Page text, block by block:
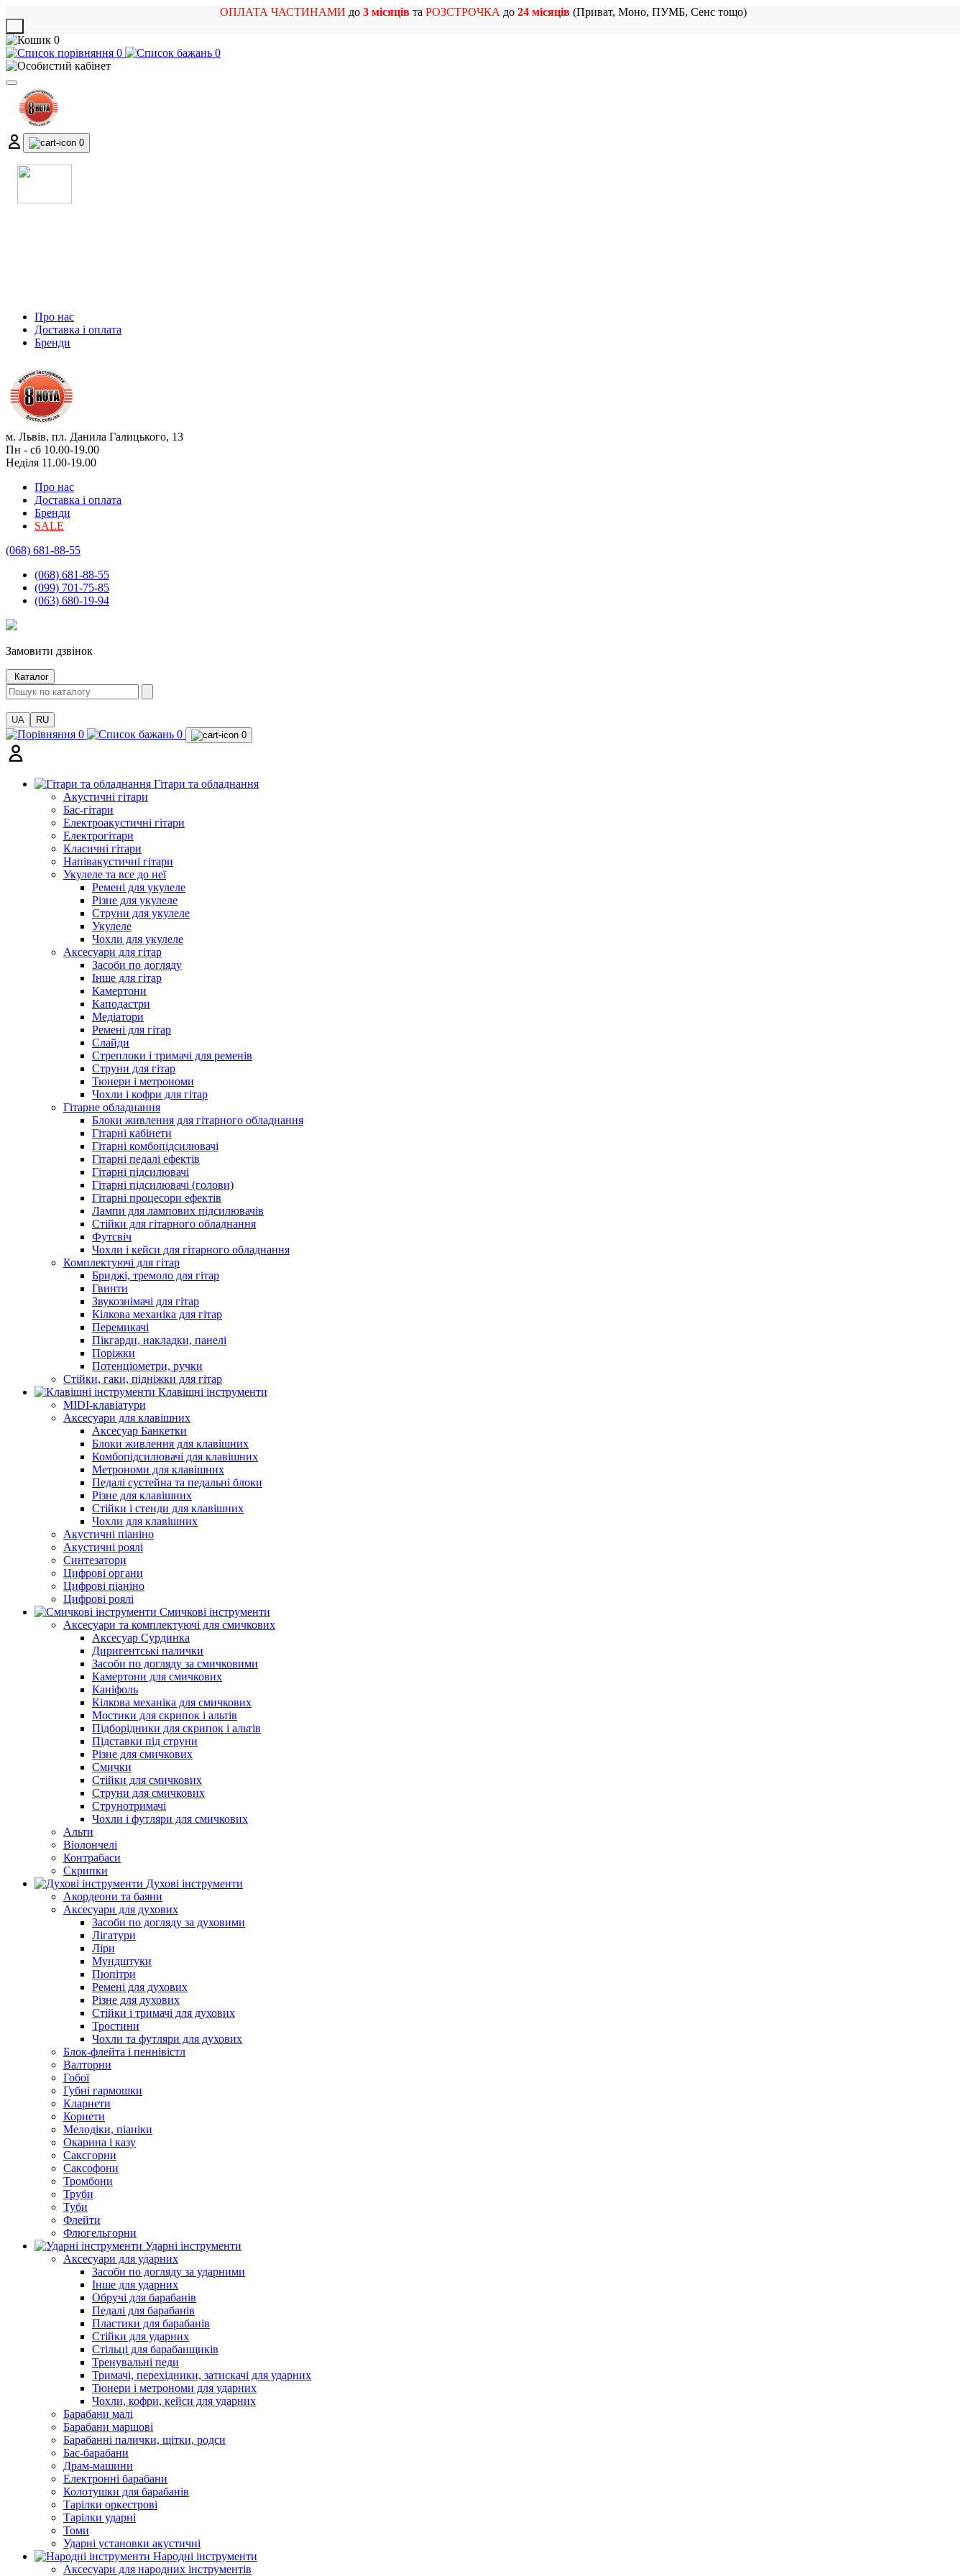
ОПЛАТА ЧАСТИНАМИ до 3 місяцівта РОЗСТРОЧКА до 24 місяців(Приват, Моно, ПУМБ, Сенс тощо)
0
0
0
0
Про нас
Доставка і оплата
Бренди
м. Львів, пл. Данила Галицького, 13
Пн - сб 10.00-19.00
Неділя 11.00-19.00
Про нас
Доставка і оплата
Бренди
SALE
(068) 681-88-55
(068) 681-88-55
(099) 701-75-85
(063) 680-19-94
Замовити дзвінок
Каталог
UA RU
0 0 0
Гітари та обладнання
Акустичні гітари
Бас-гітари
Електроакустичні гітари
Електрогітари
Класичні гітари
Напівакустичні гітари
Укулеле та все до неї
Ремені для укулеле
Різне для укулеле
Струни для укулеле
Укулеле
Чохли для укулеле
Аксесуари для гітар
Засоби по догляду
Інше для гітар
Камертони
Каподастри
Медіатори
Ремені для гітар
Слайди
Стреплоки і тримачі для ременів
Струни для гітар
Тюнери і метрономи
Чохли і кофри для гітар
Гітарне обладнання
Блоки живлення для гітарного обладнання
Гітарні кабінети
Гітарні комбопідсилювачі
Гітарні педалі ефектів
Гітарні підсилювачі
Гітарні підсилювачі (голови)
Гітарні процесори ефектів
Лампи для лампових підсилювачів
Стійки для гітарного обладнання
Футсвіч
Чохли і кейси для гітарного обладнання
Комплектуючі для гітар
Бриджі, тремоло для гітар
Гвинти
Звукознімачі для гітар
Кілкова механіка для гітар
Перемикачі
Пікгарди, накладки, панелі
Поріжки
Потенціометри, ручки
Стійки, гаки, підніжки для гітар
Клавішні інструменти
MIDI-клавіатури
Аксесуари для клавішних
Аксесуар Банкетки
Блоки живлення для клавішних
Комбопідсилювачі для клавішних
Метрономи для клавішних
Педалі сустейна та педальні блоки
Різне для клавішних
Стійки і стенди для клавішних
Чохли для клавішних
Акустичні піаніно
Акустичні роялі
Синтезатори
Цифрові органи
Цифрові піаніно
Цифрові роялі
Смичкові інструменти
Аксесуари та комплектуючі для смичкових
Аксесуар Сурдинка
Диригентські палички
Засоби по догляду за смичковими
Камертони для смичкових
Каніфоль
Кілкова механіка для смичкових
Мостики для скрипок і альтів
Підборiдники для скрипок і альтів
Підставки під струни
Різне для смичкових
Смички
Стійки для смичкових
Струни для смичкових
Струнотримачі
Чохли і футляри для смичкових
Альти
Віолончелі
Контрабаси
Скрипки
Духові інструменти
Акордеони та баяни
Аксесуари для духових
Засоби по догляду за духовими
Лігатури
Ліри
Мундштуки
Пюпітри
Ремені для духових
Різне для духових
Стійки і тримачі для духових
Тростини
Чохли та футляри для духових
Блок-флейта і пеннівістл
Валторни
Гобої
Губні гармошки
Кларнети
Корнети
Мелодіки, піаніки
Окарина і казу
Саксгорни
Саксофони
Тромбони
Труби
Туби
Флейти
Флюгельгорни
Ударні інструменти
Аксесуари для ударних
Засоби по догляду за ударними
Інше для ударних
Обручі для барабанів
Педалі для барабанів
Пластики для барабанів
Стійки для ударних
Стільці для барабанщиків
Тренувальні педи
Тримачі, перехідники, затискачі для ударних
Тюнери і метрономи для ударних
Чохли, кофри, кейси для ударних
Барабани малі
Барабани маршові
Барабанні палички, щітки, родси
Бас-барабани
Драм-машини
Електронні барабани
Колотушки для барабанів
Тарілки оркестрові
Тарілки ударні
Томи
Ударні установки акустичні
Народні інструменти
Аксесуари для народних інструментів